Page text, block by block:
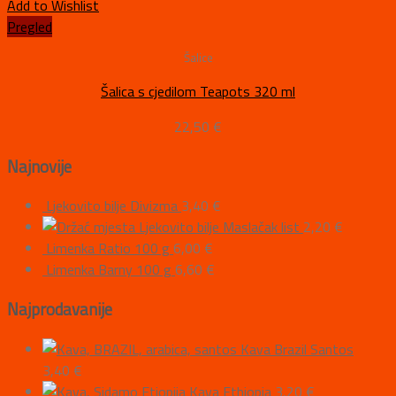
Add to Wishlist
Pregled
Šalice
Šalica s cjedilom Teapots 320 ml
22,50 €
Najnovije
Ljekovito bilje Divizma 3,40 €
Ljekovito bilje Maslačak list 2,20 €
Limenka Ratio 100 g 6,00 €
Limenka Barny 100 g 6,60 €
Najprodavanije
Kava Brazil Santos
3,40 €
Kava Ethiopia 3,20 €